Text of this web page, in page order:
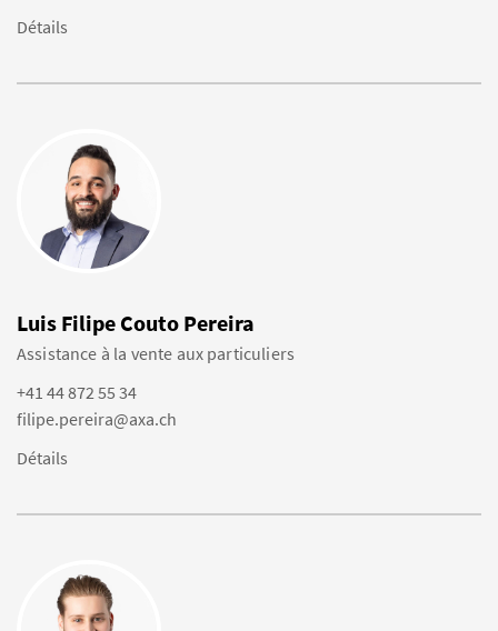
Détails
Luis Filipe Couto Pereira
Assistance à la vente aux particuliers
+41 44 872 55 34
filipe.pereira@axa.ch
Détails